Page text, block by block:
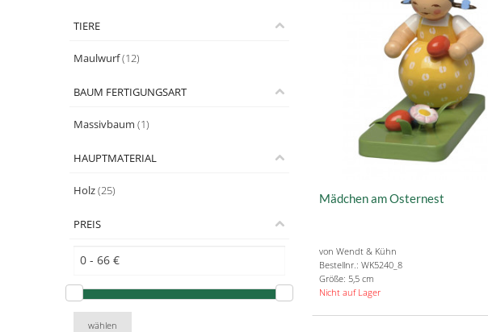
TIERE
Maulwurf(12)
BAUM FERTIGUNGSART
Massivbaum (1)
HAUPTMATERIAL
Holz(25)
PREIS
wählen
Mädchen am Osternest
von Wendt & Kühn
Bestellnr.: WK5240_8
Größe: 5,5 cm
Nicht auf Lager